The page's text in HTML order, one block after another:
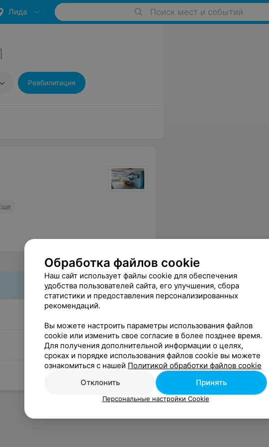
Лида Поиск мест и событий
Реабилитация
Обработка файлов cookie
Наш сайт использует файлы cookie для обеспечения
удобства пользователей сайта, его улучшения, сбора
статистики и предоставления персонализированных
рекомендаций.
Вы можете настроить параметры использования файлов
cookie или изменить свое согласие в более позднее время.
Для получения дополнительной информации о целях,
сроках и порядке использования файлов cookie вы можете
ознакомиться с нашей Политикой обработки файлов cookie
Отклонить
Принять
Персональные настройки Cookie